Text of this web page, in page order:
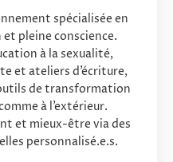
spécialisée en
pleine conscience.
à la sexualité,
et ateliers d’écriture,
de transformation
à l’extérieur.
et mieux-être via des
personnalisé.e.s.